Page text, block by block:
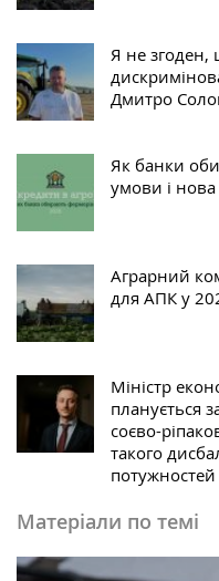
Я не згоден,
Дмитро
Як банки
умови і нова
Аграрний
для АПК у
Міністр
планується
соєво-
такого
потужностей
Матеріали по темі